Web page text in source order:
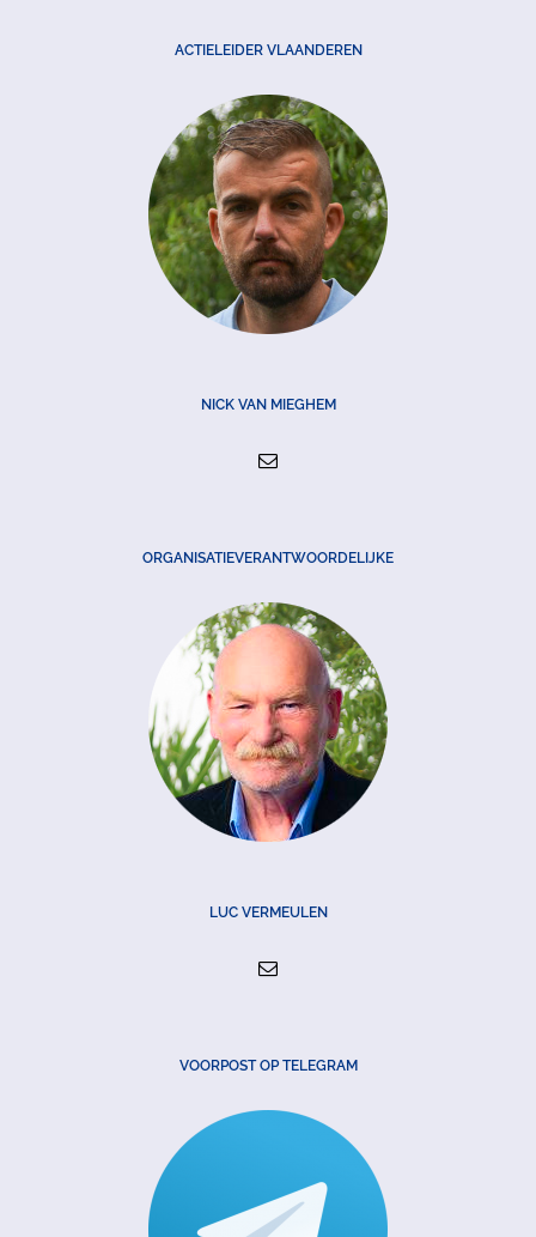
ACTIELEIDER VLAANDEREN
NICK VAN MIEGHEM
ORGANISATIEVERANTWOORDELIJKE
LUC VERMEULEN
VOORPOST OP TELEGRAM